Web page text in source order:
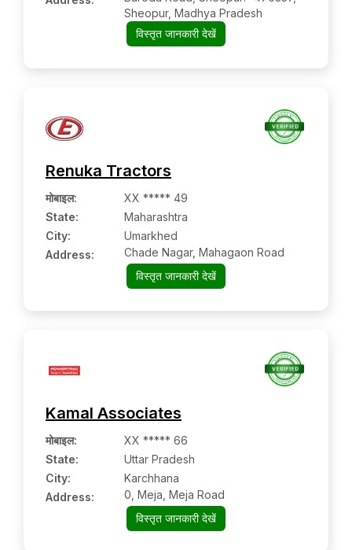
Sheopur, Madhya Pradesh
विस्तृत जानकारी देखें
Renuka Tractors
मोबाइल:
XX ***** 49
State:
Maharashtra
City:
Umarkhed
Address:
Chade Nagar, Mahagaon Road
विस्तृत जानकारी देखें
Kamal Associates
मोबाइल:
XX ***** 66
State:
Uttar Pradesh
City:
Karchhana
Address:
0, Meja, Meja Road
विस्तृत जानकारी देखें